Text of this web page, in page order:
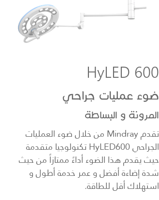
HyLED 600
ضوء عمليات جراحي
المرونة و البساطة
تقدم Mindray من خلال ضوء العمليات
الجراحي HyLED600 تكنولوجيا متقدمة
حيث يقدم هذا الضوء أداءً ممتازاً من حيث
شدة إضاءة أفضل و عمر خدمة أطول و
استهلاك أقل للطاقة.